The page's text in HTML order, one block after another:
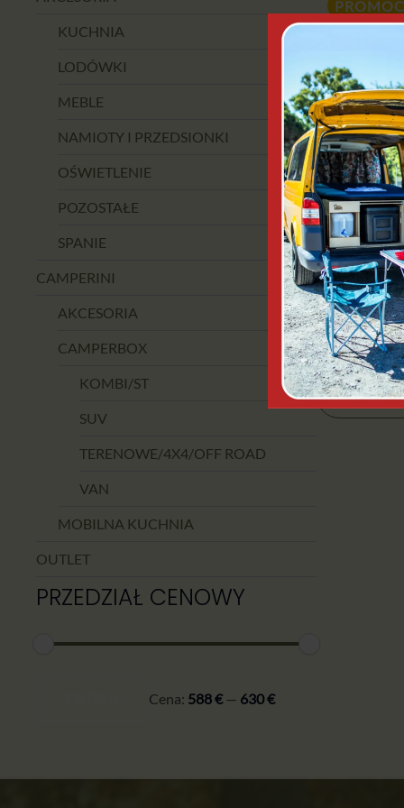
KUCHNIA
LODÓWKI
MEBLE
NAMIOTY I PRZEDSIONKI
OŚWIETLENIE
POZOSTAŁE
SPANIE
CAMPERINI
AKCESORIA
CAMPERBOX
KOMBI/ST
SUV
TERENOWE/4X4/OFF ROAD
VAN
MOBILNA KUCHNIA
OUTLET
PRZEDZIAŁ CENOWY
Cena: 588 €— 630 €